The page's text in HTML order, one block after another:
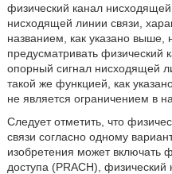
физический канал
нисходящей линии связи,
названием, как указано
предусматривать физический
опорный сигнал нисходящей
такой же функцией, как
не является ограничением в
Следует отметить, что
связи согласно одному
изобретения может включать
доступа (PRACH),